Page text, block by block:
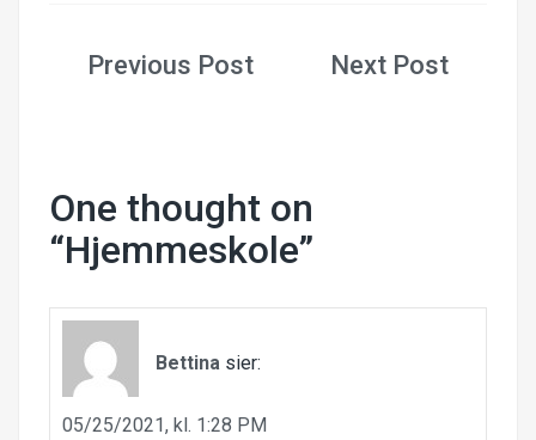
Innleggsnavigasjon
One thought on
“Hjemmeskole”
Bettina sier:
05/25/2021, kl. 1:28 PM